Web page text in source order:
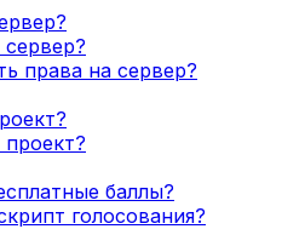
сервер?
права на сервер?
проект?
баллы?
голосования?